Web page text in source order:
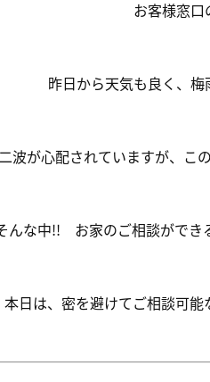
お客様窓口
昨日から天気も良く、梅
波が心配されていますが、こ
んな中!! お家のご相談ができ
本日は、密を避けてご相談可能